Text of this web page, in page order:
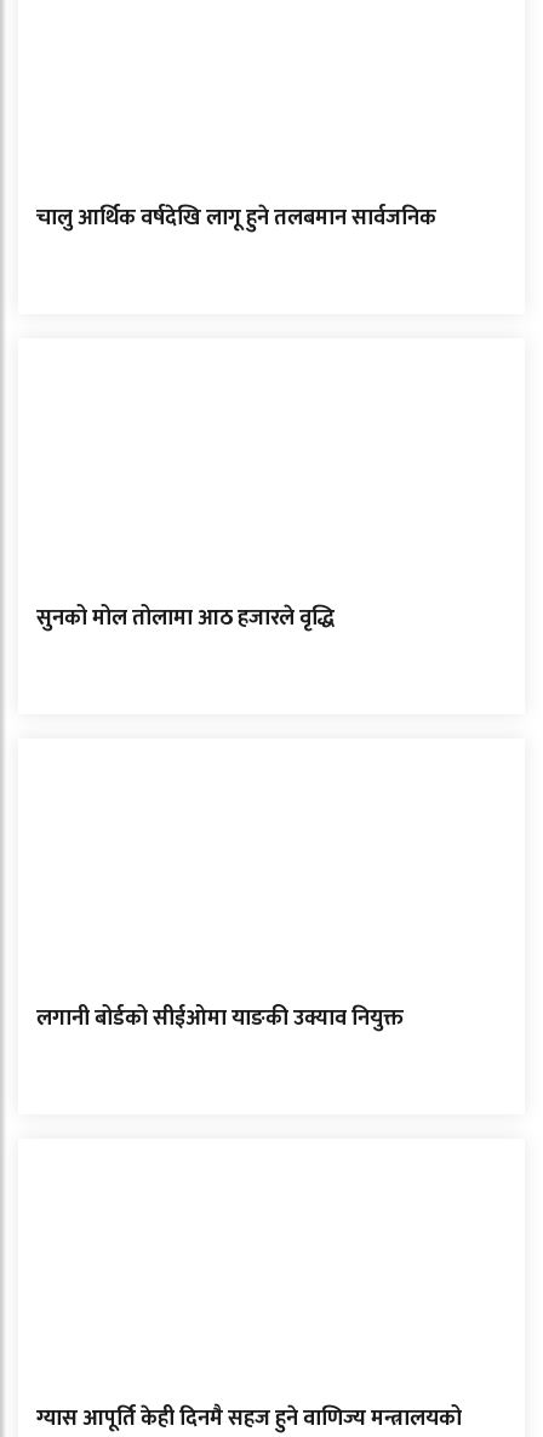
चालु आर्थिक वर्षदेखि लागू हुने तलबमान सार्वजनिक
सुनको मोल तोलामा आठ हजारले वृद्धि
लगानी बोर्डको सीईओमा याङकी उक्याव नियुक्त
ग्यास आपूर्ति केही दिनमै सहज हुने वाणिज्य मन्त्रालयको